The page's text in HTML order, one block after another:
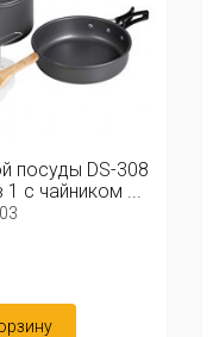
посуды DS-308
с чайником ...